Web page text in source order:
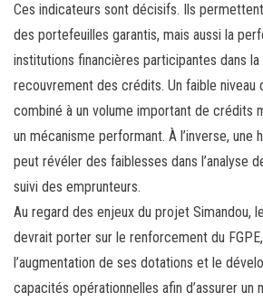
Ces indicateurs sont décisifs. Ils
des portefeuilles garantis, mais aussi la
institutions financières participantes dans
recouvrement des crédits. Un faible niveau
combiné à un volume important de crédits
un mécanisme performant. À l’inverse, une
peut révéler des faiblesses dans l’analyse
suivi des emprunteurs.
Au regard des enjeux du projet Simandou,
devrait porter sur le renforcement du
l’augmentation de ses dotations et le
capacités opérationnelles afin d’assurer un